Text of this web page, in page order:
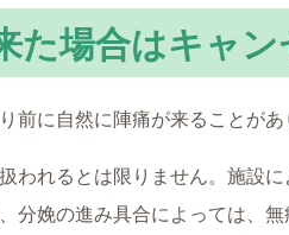
た場合はキャ
前に自然に陣痛が来ることがあ
われるとは限りません。施設
分娩の進み具合によっては、